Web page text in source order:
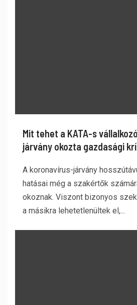
Mit tehet a KATA-s
járvány okozta gazdasági
A koronavírus-járvány
hatásai még a szakértők
okoznak. Viszont bizonyos
a másikra lehetetlenültek el,...